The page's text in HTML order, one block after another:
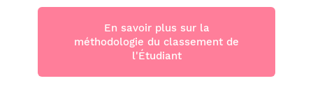
En savoir plus sur la
méthodologie du classement de
l'Étudiant